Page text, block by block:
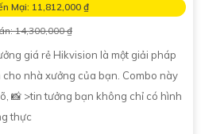
Mại: 11,812,000 ₫
14,300,000 ₫
giá rẻ Hikvision là một giải pháp
nhà xưởng của bạn. Combo này
📸 >tin tưởng bạn không chỉ có hình
thực